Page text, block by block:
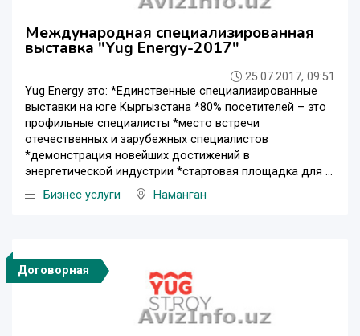
Международная специализированная
выставка "Yug Energy-2017"
25.07.2017, 09:51
Yug Energy это: *Единственные специализированные
выставки на юге Кыргызстана *80% посетителей – это
профильные специалисты *место встречи
отечественных и зарубежных специалистов
*демонстрация новейших достижений в
энергетической индустрии *стартовая площадка для ...
Бизнес услуги
Наманган
Договорная